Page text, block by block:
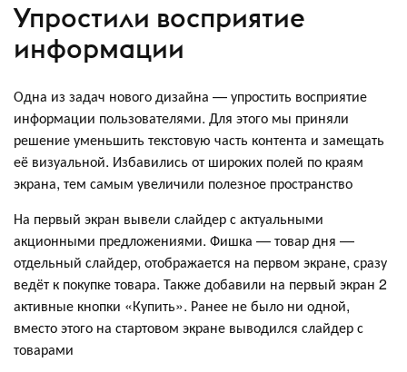
Упростили восприятие
информации
Одна из задач нового дизайна — упростить восприятие
информации пользователями. Для этого мы приняли
решение уменьшить текстовую часть контента и замещать
её визуальной. Избавились от широких полей по краям
экрана, тем самым увеличили полезное пространство
На первый экран вывели слайдер с актуальными
акционными предложениями. Фишка — товар дня —
отдельный слайдер, отображается на первом экране, сразу
ведёт к покупке товара. Также добавили на первый экран 2
активные кнопки «Купить». Ранее не было ни одной,
вместо этого на стартовом экране выводился слайдер с
товарами